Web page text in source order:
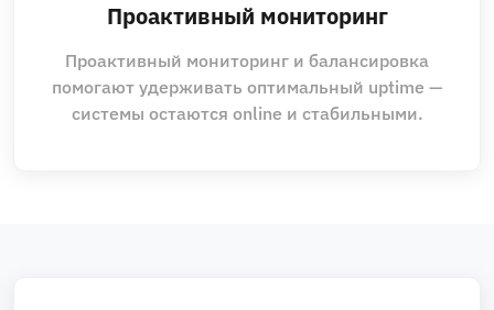
Проактивный мониторинг
Проактивный мониторинг и балансировка
помогают удерживать оптимальный uptime —
системы остаются online и стабильными.